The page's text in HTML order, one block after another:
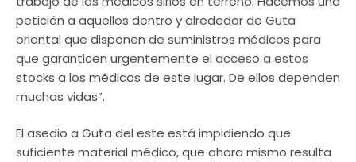
petición a aquellos dentro y alrededor de Guta
oriental que disponen de suministros médicos para
que garanticen urgentemente el acceso a estos
stocks a los médicos de este lugar. De ellos dependen
muchas vidas”.
El asedio a Guta del este está impidiendo que
suficiente material médico, que ahora mismo resulta